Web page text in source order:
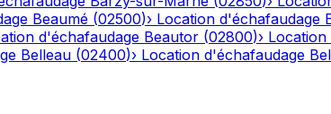
Beaumé (02500)› Location d'échafaudage
d'échafaudage Beautor (02800)›
Belleau (02400)› Location d'échafaudage